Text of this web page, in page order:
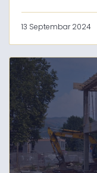
13 Septembar 2024